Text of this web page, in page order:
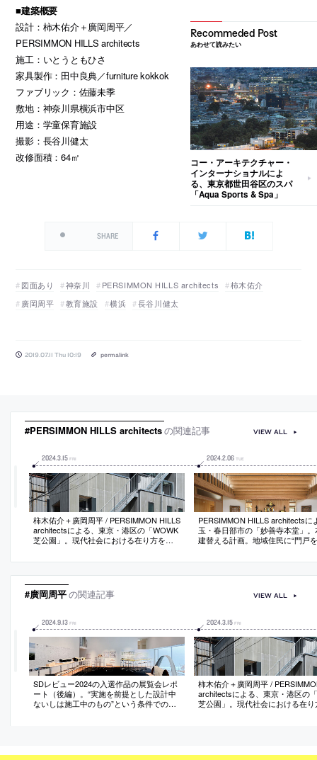
■建築概要
設計：柿木佑介＋廣岡周平／
PERSIMMON HILLS architects
施工：いとうともひさ
家具製作：田中良典／furniture kokkok
ファブリック：佐藤未季
敷地：神奈川県横浜市中区
用途：学童保育施設
撮影：長谷川健太
改修面積：64㎡
あわせて読みたい
コー・アーキテクチャー・
インターナショナルによ
る、東京都世田谷区のスパ
「Aqua Sports & Spa」
SHARE
図面あり 神奈川 PERSIMMON HILLS architects
柿木佑介
廣岡周平
教育施設 横浜 長谷川健太
2019.07.11 Thu 10:19 permalink
#PERSIMMON HILLS architectsの関連記事
2024.3.15 FRI
柿木佑介＋廣岡周平 / PERSIMMON HILLS
architectsによる、東京・港区の「WOWK
芝公園」。現代社会における在り方を追
の新しい風景”となる建築を目指し、避難
す”設計を実施。都市構造の立体化での新
旧風景の接続も意図
2024.2.06 TUE
PERSIMMON HILLS architectsに
玉・春日部市の「妙善寺本堂」。
建替える計画。地域住民に“門戸
拭”して“機能的にも空間的にも連
も現代の素材と構法で新しい使い
VIEW ALL
#廣岡周平の関連記事
2024.9.13 FRI
SDレビュー2024の入選作品の展覧会レポ
ート（後編）。“実施を前提とした設計中
ないしは施工中のもの”という条件での建
2024.3.15 FRI
柿木佑介＋廣岡周平 /
architectsによる、東京・港区の
芝公園」。現代社会における在り
旧風景の接続も意図
VIEW ALL